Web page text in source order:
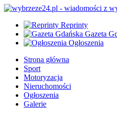
Reprinty
Gazeta
Ogłoszenia
Strona główna
Sport
Motoryzacja
Nieruchomości
Ogłoszenia
Galerie